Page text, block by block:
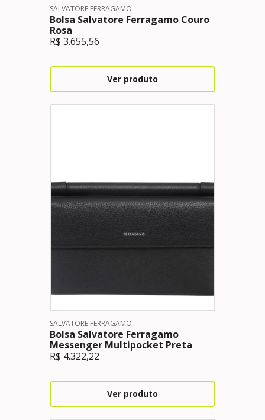
SALVATORE FERRAGAMO
Bolsa Salvatore Ferragamo Couro
Rosa
R$ 3.655,56
Ver produto
SALVATORE FERRAGAMO
Bolsa Salvatore Ferragamo
Messenger Multipocket Preta
R$ 4.322,22
Ver produto